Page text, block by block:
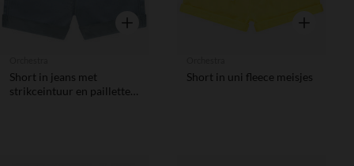
Snel overzicht
Short in jeans met
strikceintuur en pailletten
Snel
Short in uni fleece meisjes